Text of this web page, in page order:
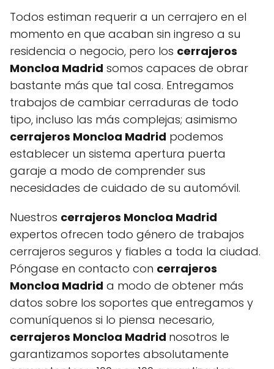
Todos estiman requerir a un cerrajero en el
momento en que acaban sin ingreso a su
residencia o negocio, pero los cerrajeros
Moncloa Madrid somos capaces de obrar
bastante más que tal cosa. Entregamos
trabajos de cambiar cerraduras de todo
tipo, incluso las más complejas; asimismo
cerrajeros Moncloa Madrid podemos
establecer un sistema apertura puerta
garaje a modo de comprender sus
necesidades de cuidado de su automóvil.
Nuestros cerrajeros Moncloa Madrid
expertos ofrecen todo género de trabajos
cerrajeros seguros y fiables a toda la ciudad.
Póngase en contacto con cerrajeros
Moncloa Madrid a modo de obtener más
datos sobre los soportes que entregamos y
comuníquenos si lo piensa necesario,
cerrajeros Moncloa Madrid nosotros le
garantizamos soportes absolutamente